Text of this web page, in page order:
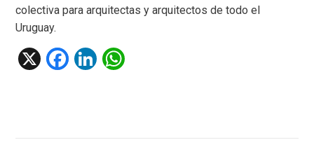
colectiva para arquitectas y arquitectos de todo el
Uruguay.
X
F
Li